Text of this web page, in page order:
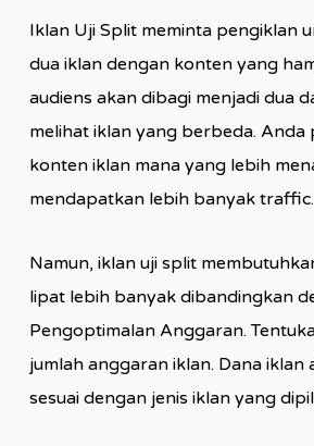
Iklan Uji Split meminta pengiklan
dua iklan dengan konten yang
audiens akan dibagi menjadi dua
melihat iklan yang berbeda. Anda
konten iklan mana yang lebih
mendapatkan lebih banyak traffic.
Namun, iklan uji split
lipat lebih banyak dibandingkan
Pengoptimalan Anggaran.
jumlah anggaran iklan. Dana iklan
sesuai dengan jenis iklan yang